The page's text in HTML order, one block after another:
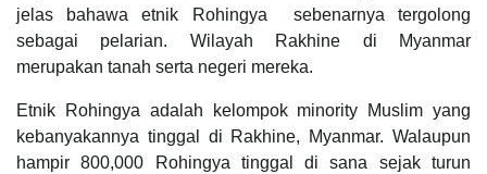
jelas bahawa etnik Rohingya sebenarnya tergolong
sebagai pelarian. Wilayah Rakhine di Myanmar
merupakan tanah serta negeri mereka.
Etnik Rohingya adalah kelompok minority Muslim yang
kebanyakannya tinggal di Rakhine, Myanmar. Walaupun
hampir 800,000 Rohingya tinggal di sana sejak turun